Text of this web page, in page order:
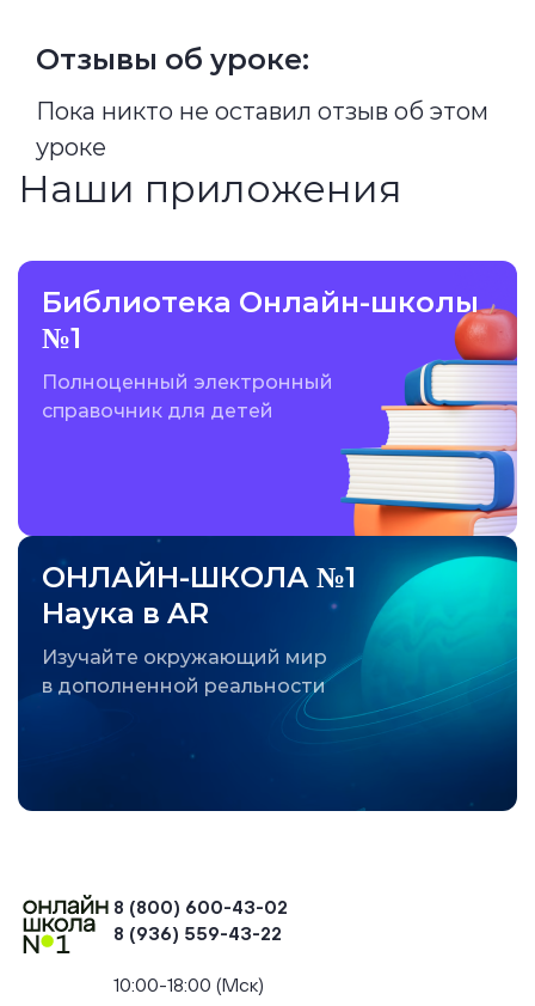
Отзывы об уроке:
Пока никто не оставил отзыв об этом
уроке
Наши приложения
Библиотека Онлайн-школы
№1
Полноценный электронный
справочник для детей
ОНЛАЙН-ШКОЛА №1
Наука в AR
Изучайте окружающий мир
в дополненной реальности
8 (800) 600-43-02
8 (936) 559-43-22
10:00-18:00 (Мск)